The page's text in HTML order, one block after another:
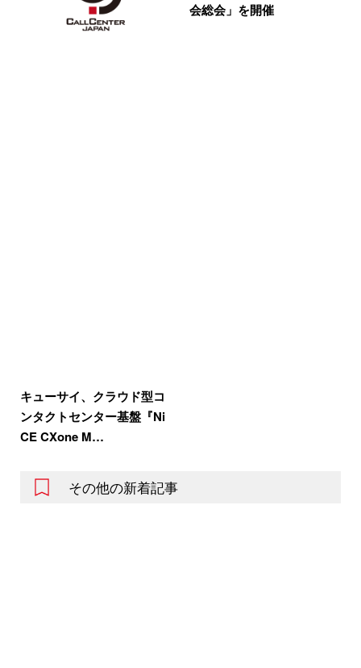
キューサイ、クラウド型コ
ンタクトセンター基盤『Ni
CE CXone M…
会総会」を開催
その他の新着記事